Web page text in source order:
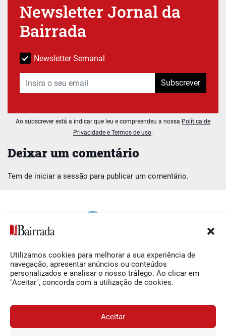
Utilizamos cookies para melhorar a sua experiência de
navegação, apresentar anúncios ou conteúdos
personalizados e analisar o nosso tráfego. Ao clicar em
"Aceitar", concorda com a utilização de cookies.
Aceitar
Deixar um comentário
Tem de iniciar a sessão para publicar um comentário.
Newsletter Jornal da
Bairrada
Newsletter Semanal
Subscrever
Ao subscrever está a indicar que leu e compreendeu a nossa Política de
Privacidade e Termos de uso.
Siga-nos
Facebook
O Jornal da Bairrada
Contactos
Termos e Condições